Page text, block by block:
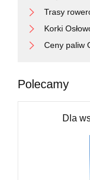
Trasy
Korki
Ceny paliw
Polecamy
Dla